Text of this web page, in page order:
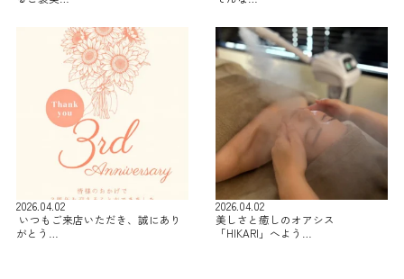
2026.04.02
⁡ いつもご来店いただき、誠にあり
がとう…
2026.04.02
美しさと癒しのオアシス
「HIKARI」へよう…